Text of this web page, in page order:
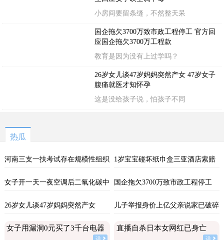
小房间要留条缝，不然整天呆
国企拖欠3700万致市政工程停工 官方回
应国企拖欠3700万工程款
教育是因为没有上过学吗？
26岁女儿谈47岁妈妈突然产女 47岁女子
腹痛就医才知怀孕
这是没给孩子说，怕孩子不同
热瓜
河南三支一扶考试存在规模性组织
1岁宝宝碰坏纸巾盒三亚酒店索赔
女子开一天一夜空调后二氧化碳中
国企拖欠3700万致市政工程停工
26岁女儿谈47岁妈妈突然产女 儿子举报身价上亿父亲说家已破碎
女子用漏洞0元买了3千台电器
详
直播自杀日本女网红已身亡
详